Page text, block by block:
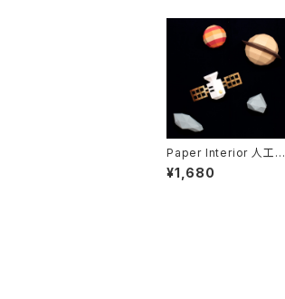
Paper Interior 人工衛
星と惑星 satellites a
nd planets
¥1,680